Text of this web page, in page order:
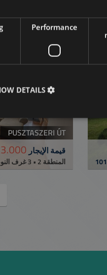
in
إضافة إلى القائمة
PUSZTASZERI ÚT
قيمة الإيجار HUF
المنطقة 2 • 3 غرف النوم • 105 m
Performance
DETAILS